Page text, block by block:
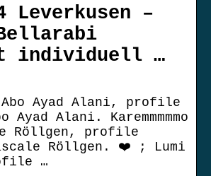
Leverkusen –
individuell …
Abo Ayad Alani, profile
Alani. Karemmmmmo
Röllgen, profile
Röllgen. ❤️ ; Lumi
…